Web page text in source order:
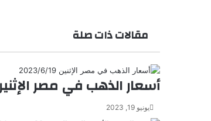
ب
د
مقالات ذات صلة
أسعار الذهب في مصر الإثنين 2023/6/
يونيو 19, 2023